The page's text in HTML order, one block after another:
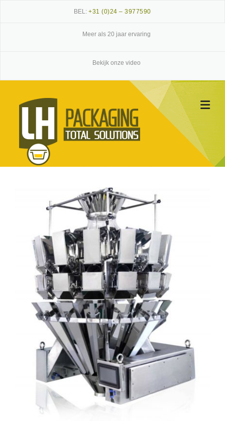
BEL:+31 (0)24 – 3977590
Meer als 20 jaar ervaring
Bekijk onze video